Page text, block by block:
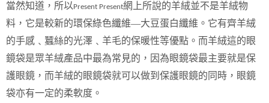
當然知道，所以 Present Present網上所說的羊絨並不是羊絨物
料，它是較新的環保綠色纖維—大豆蛋白纖維。它有齊羊絨
的手感﹑蠶絲的光澤﹑羊毛的保暖性等優點。而羊絨這的眼
鏡袋是眾羊絨產品中最為常見的，因為眼鏡袋最主要就是保
護眼鏡，而羊絨的眼鏡袋就可以做到保護眼鏡的同時，眼鏡
袋亦有一定的柔軟度。